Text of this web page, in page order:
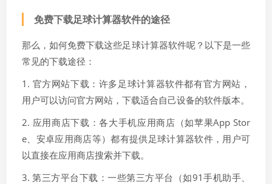
免费下载足球计算器软件的途径
那么，如何免费下载这些足球计算器软件呢？以下是一些
常见的下载途径：
1. 官方网站下载：许多足球计算器软件都有官方网站，
用户可以访问官方网站，下载适合自己设备的软件版本。
2. 应用商店下载：各大手机应用商店（如苹果App Stor
e、安卓应用商店等）都有提供足球计算器软件，用户可
以直接在应用商店搜索并下载。
3. 第三方平台下载：一些第三方平台（如91手机助手、